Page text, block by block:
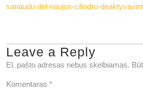
sanaudu-del-naujos-cilindru-
Leave a Reply
El. pašto adresas nebus skelbiamas.
Komentaras *